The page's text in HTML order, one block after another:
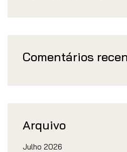
Comentários
Arquivo
Julho 2026